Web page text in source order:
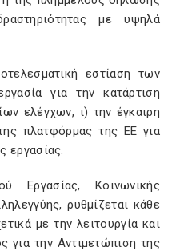
με υψηλά
εστίαση των
για την κατάρτιση
ελέγχων, ι) την έγκαιρη
πλατφόρμας της ΕΕ για
εργασίας.
Κοινωνικής
ρυθμίζεται κάθε
με την λειτουργία και
για την Αντιμετώπιση της